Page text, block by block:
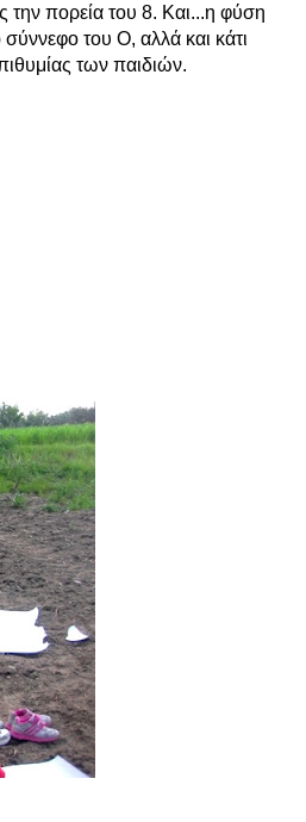
την πορεία του 8. Και...η φύση
του Ο, αλλά και κάτι
των παιδιών.